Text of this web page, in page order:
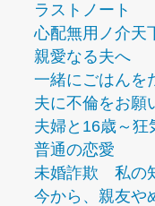
ラストノート
心配無用ノ介天
親愛なる夫へ
一緒にごはんを
夫に不倫をお願
夫婦と16歳～狂
普通の恋愛
未婚詐欺 私の
今から、親友や